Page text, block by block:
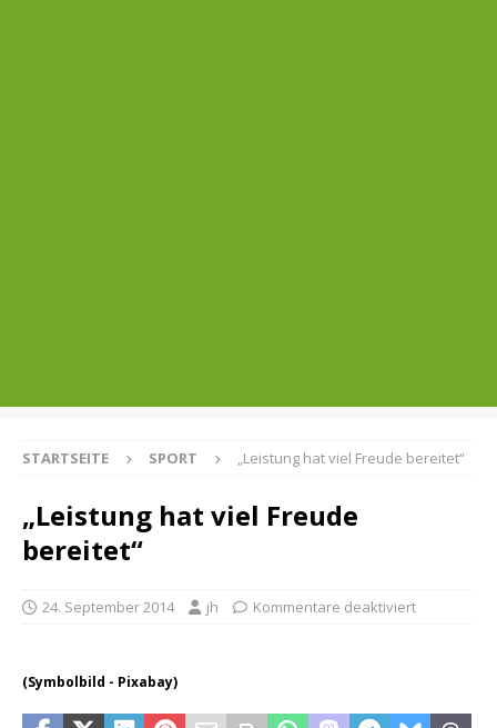
STARTSEITE SPORT „Leistung hat viel Freude bereitet“
„Leistung hat viel Freude
bereitet“
24. September 2014 jh Kommentare deaktiviert
(Symbolbild - Pixabay)